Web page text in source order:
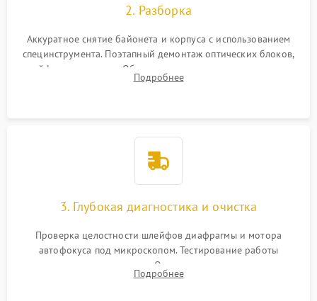
2. Разборка
Аккуратное снятие байонета и корпуса с использованием
специнструмента. Поэтапный демонтаж оптических блоков,
шлейфов и приводов. Обязательная маркировка положения
линзовых групп для сохранения заводской центровки при
Подробнее
3. Глубокая диагностика и очистка
Проверка целостности шлейфов диафрагмы и мотора
автофокуса под микроскопом. Тестирование работы
электромагнитного привода. Очистка оптических элементов
от пыли, следов влаги и грибка спецрастворами без
Подробнее